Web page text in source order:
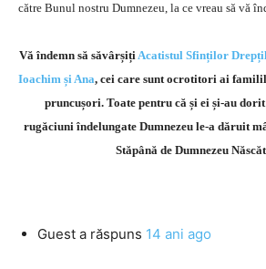
către Bunul nostru Dumnezeu, la ce vreau să vă
Vă îndemn să săvârșițiAcatistul Sfinților
Ioachim și Ana, cei care sunt ocrotitori ai
pruncușori. Toate pentru că și ei și-au
rugăciuni îndelungate Dumnezeu le-a dăruit
Stăpână de Dumnezeu
Guest a răspuns 14 ani ago